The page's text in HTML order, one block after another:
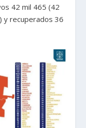
42 mil 465 (42
y recuperados 36